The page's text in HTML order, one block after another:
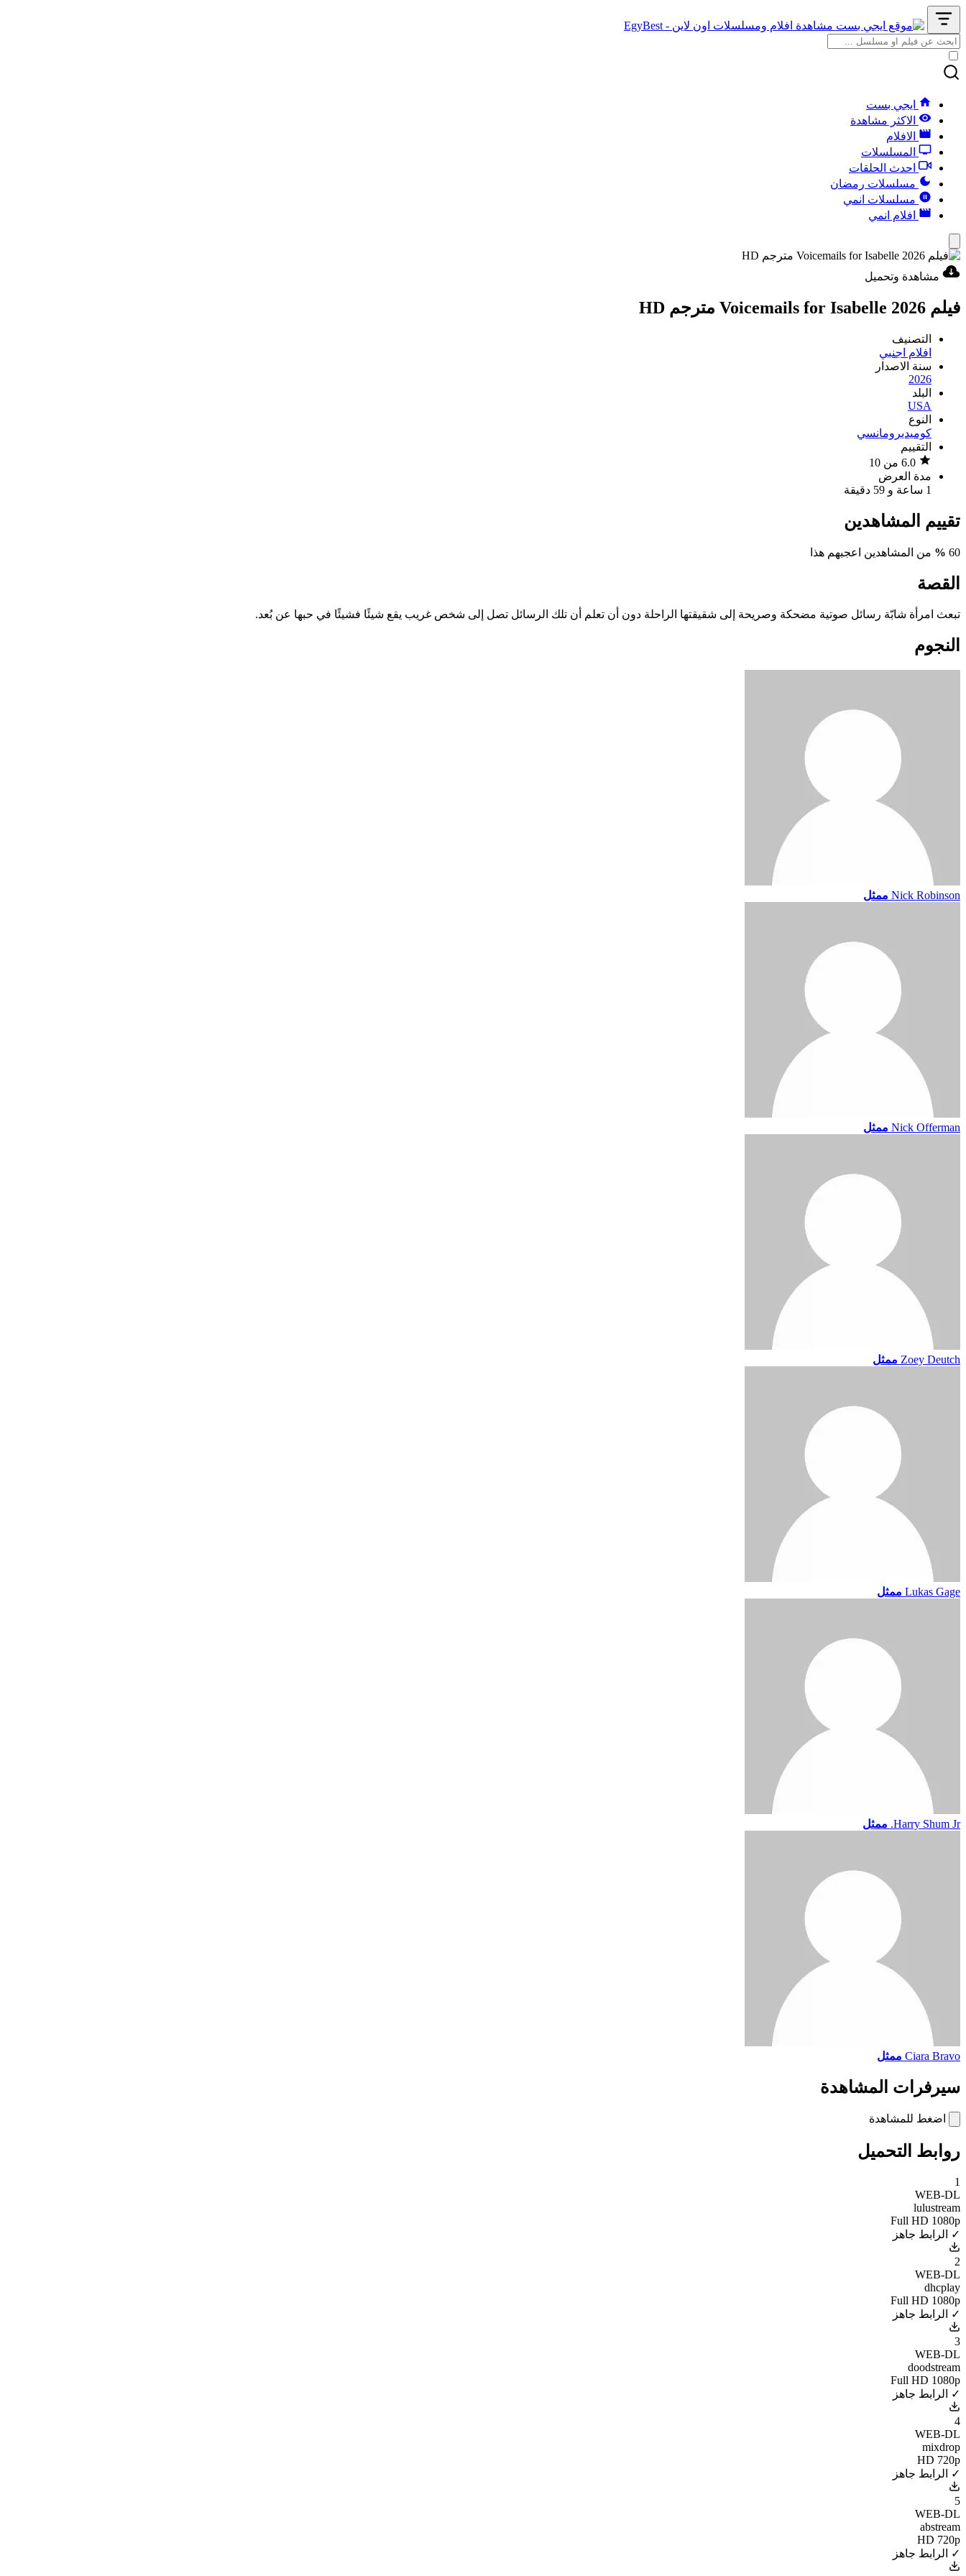
ايجي بست
الاكثر مشاهدة
الافلام
المسلسلات
احدث الحلقات
مسلسلات رمضان
مسلسلات انمي
افلام انمي
مشاهدة وتحميل
فيلم Voicemails for Isabelle 2026 مترجم HD
التصنيف
افلام اجنبي
سنة الاصدار
2026
البلد
USA
النوع
كوميديرومانسي
التقييم
مدة العرض
1 ساعة و 59 دقيقة
تقييم المشاهدين
60
% من المشاهدين اعجبهم هذا
القصة
تبعث امرأة شابّة رسائل صوتية مضحكة وصريحة إلى شقيقتها الراحلة دون أن تعلم أن تلك الرسائل تصل إلى شخص غريب يقع شيئًا فشيئًا في حبها عن بُعد.
النجوم
Nick Robinson ممثل
Nick Offerman ممثل
Zoey Deutch ممثل
Lukas Gage ممثل
Harry Shum Jr. ممثل
Ciara Bravo ممثل
سيرفرات المشاهدة
اضغط للمشاهدة
روابط التحميل
1
WEB-DL
lulustream
Full HD 1080p
✓ الرابط جاهز
2
WEB-DL
dhcplay
Full HD 1080p
✓ الرابط جاهز
3
WEB-DL
doodstream
Full HD 1080p
✓ الرابط جاهز
4
WEB-DL
mixdrop
HD 720p
✓ الرابط جاهز
5
WEB-DL
abstream
HD 720p
✓ الرابط جاهز